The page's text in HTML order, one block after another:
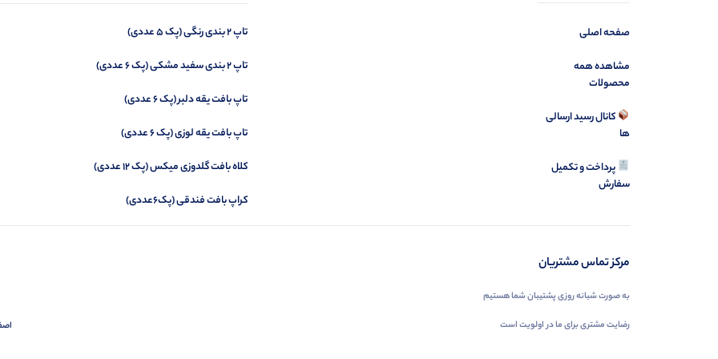
صفحه اصلی
مشاهده همه
محصولات
کانال رسید ارسالی
ها
پرداخت و تکمیل
سفارش
تاپ 2 بندی رنگی (پک 5 عددی)
تاپ 2 بندی سفید مشکی (پک 6 عددی)
تاپ بافت یقه دلبر (پک 6 عددی)
تاپ بافت یقه لوزی (پک 6 عددی)
کلاه بافت گلدوزی میکس (پک 12 عددی)
کراپ بافت فندقی (پک6عددی)
کراپ نیم زیپ (پک 6 عددی)
مرکز تماس مشتریان
به صورت شبانه روزی پشتیبان شما هستیم
رضایت مشتری برای ما در اولویت است